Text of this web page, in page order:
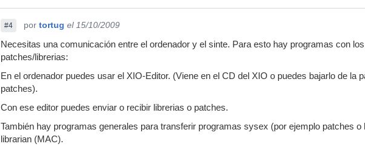
#4 por tortug el 15/10/2009
Necesitas una comunicación entre el ordenador y el sinte. Para esto hay programas con
patches/librerias:
En el ordenador puedes usar el XIO-Editor. (Viene en el CD del XIO o puedes bajarlo de la
patches).
Con ese editor puedes enviar o recibir librerias o patches.
También hay programas generales para transferir programas sysex (por ejemplo patches
librarian (MAC).